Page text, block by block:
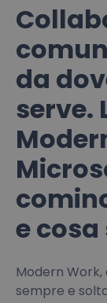
da
serve.
e
Modern
sempre e